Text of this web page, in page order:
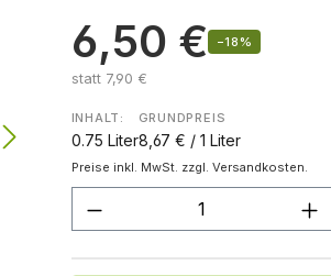
6,50 € −18%
statt 7,90 €
INHALT:
0.75 Liter
GRUNDPREIS
8,67 € / 1 Liter
Preise inkl. MwSt. zzgl. Versandkosten.
Produkt Anzahl: